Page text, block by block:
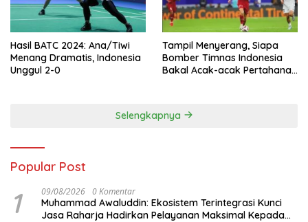
Hasil BATC 2024: Ana/Tiwi
Menang Dramatis, Indonesia
Unggul 2-0
Tampil Menyerang, Siapa
Bomber Timnas Indonesia
Bakal Acak-acak Pertahanan
Selengkapnya
Popular Post
1 09/08/2026 0 Komentar
Muhammad Awaluddin: Ekosistem Terintegrasi Kunci
Jasa Raharja Hadirkan Pelayanan Maksimal Kepada